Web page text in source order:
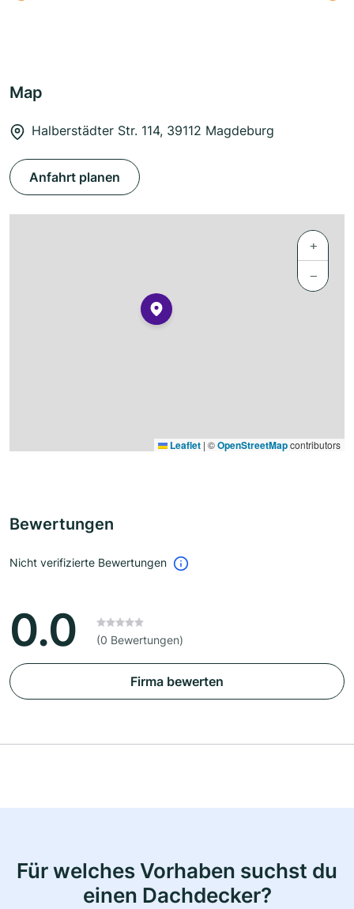
Map
Halberstädter Str. 114, 39112 Magdeburg
Anfahrt planen
+
−
Leaflet | ©OpenStreetMapcontributors
Bewertungen
Nicht verifizierte Bewertungen
0.0 (0 Bewertungen)
Firma bewerten
Für welches Vorhaben suchst du
einen Dachdecker?